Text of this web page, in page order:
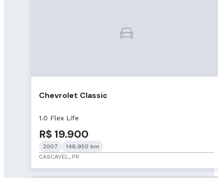
Chevrolet Classic
1.0 Flex Life
R$ 19.900
2007
148.950 km
CASCAVEL, PR